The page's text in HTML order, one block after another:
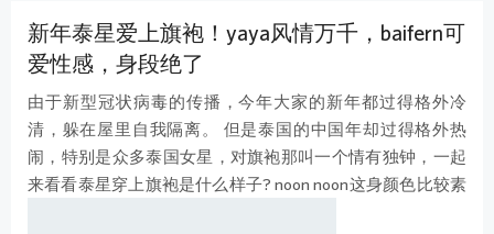
新年泰星爱上旗袍！yaya风情万千，baifern可
爱性感，身段绝了
由于新型冠状病毒的传播，今年大家的新年都过得格外冷
清，躲在屋里自我隔离。 但是泰国的中国年却过得格外热
闹，特别是众多泰国女星，对旗袍那叫一个情有独钟，一起
来看看泰星穿上旗袍是什么样子? noon noon这身颜色比较素